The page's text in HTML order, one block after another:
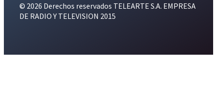
© 2026 Derechos reservados TELEARTE S.A. EMPRESA
DE RADIO Y TELEVISION 2015